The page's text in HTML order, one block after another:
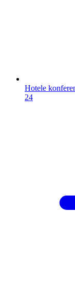
Hotele
24